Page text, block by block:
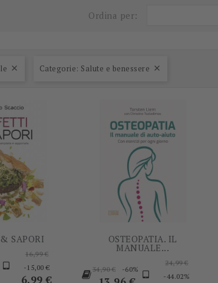
Ordina per:
 Categorie: Salute e benessere 
SAPORI
Prezzo
base
16,99 €
-15,00 €
6,99 €
OSTEOPATIA. IL
MANUALE...
Prezzo
34,90 € -60%
Prezzo
base
24,99 €
-44.02%